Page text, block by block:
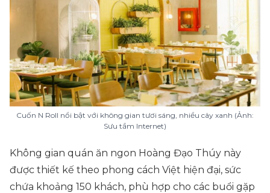
Cuốn N Roll nổi bật với không gian tươi sáng, nhiều cây xanh (Ảnh:
Sưu tầm Internet)
Không gian quán ăn ngon Hoàng Đạo Thúy này
được thiết kế theo phong cách Việt hiện đại, sức
chứa khoảng 150 khách, phù hợp cho các buổi gặp